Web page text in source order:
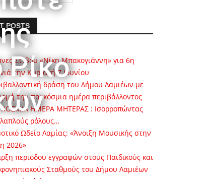
Ρίκο
POSTS
Στίβου «Νίκη Μπακογιάννη» για 6η
την Κυριακή 7 Ιουνίου
δράση του Δήμου Λαμιέων με
την παγκόσμια ημέρα περιβάλλοντος
ΗΜΕΡΑ ΜΗΤΕΡΑΣ : Ισορροπώντας
ρόλους…
Ωδείο Λαμίας: «Άνοιξη Μουσικής στην
2026»
περιόδου εγγραφών στους Παιδικούς και
Σταθμούς του Δήμου Λαμιέων